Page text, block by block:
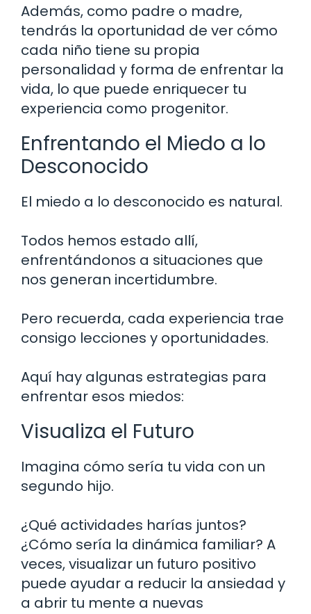
Además, como padre o madre,
tendrás la oportunidad de ver cómo
cada niño tiene su propia
personalidad y forma de enfrentar la
vida, lo que puede enriquecer tu
experiencia como progenitor.
Enfrentando el Miedo a lo
Desconocido
El miedo a lo desconocido es natural.
Todos hemos estado allí,
enfrentándonos a situaciones que
nos generan incertidumbre.
Pero recuerda, cada experiencia trae
consigo lecciones y oportunidades.
Aquí hay algunas estrategias para
enfrentar esos miedos:
Visualiza el Futuro
Imagina cómo sería tu vida con un
segundo hijo.
¿Qué actividades harías juntos?
¿Cómo sería la dinámica familiar? A
veces, visualizar un futuro positivo
puede ayudar a reducir la ansiedad y
a abrir tu mente a nuevas